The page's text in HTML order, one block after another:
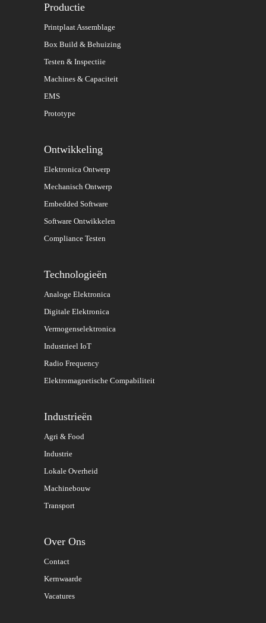
Productie
Printplaat Assemblage
Box Build & Behuizing
Testen & Inspectiie
Machines & Capaciteit
EMS
Prototype
Ontwikkeling
Elektronica Ontwerp
Mechanisch Ontwerp
Embedded Software
Software Ontwikkelen
Compliance Testen
Technologieën
Analoge Elektronica
Digitale Elektronica
Vermogenselektronica
Industrieel IoT
Radio Frequency
Elektromagnetische Compabiliteit
Industrieën
Agri & Food
Industrie
Lokale Overheid
Machinebouw
Transport
Over Ons
Contact
Kernwaarde
Vacatures